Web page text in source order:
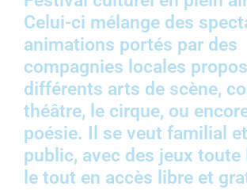
Celui-ci mélange des
animations portés par des
compagnies locales
différents arts de scène,
théâtre, le cirque, ou
poésie. Il se veut familial
public, avec des jeux toute
le tout en accès libre et